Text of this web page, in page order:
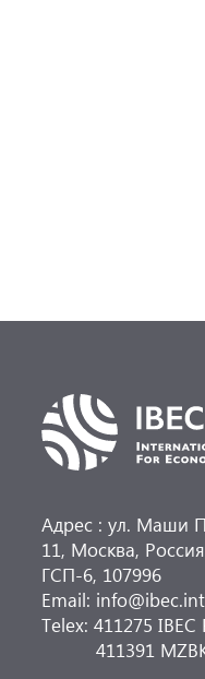
Адрес : ул. Маши
11, Москва,
ГСП-6, 107996
Email: info@ibec.int
Telex: 411275 IBEC
411391 MZBK